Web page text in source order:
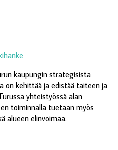
kaupungin strategisista
on kehittää ja edistää taiteen ja
yhteistyössä alan
toiminnalla tuetaan myös
alueen elinvoimaa.